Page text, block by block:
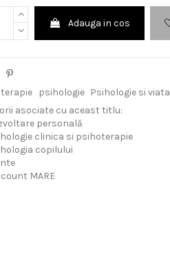
Adauga in cos
psihologie Psihologie si viata
asociate cu aceast titlu:
personală
clinica si psihoterapie
copilului
MARE